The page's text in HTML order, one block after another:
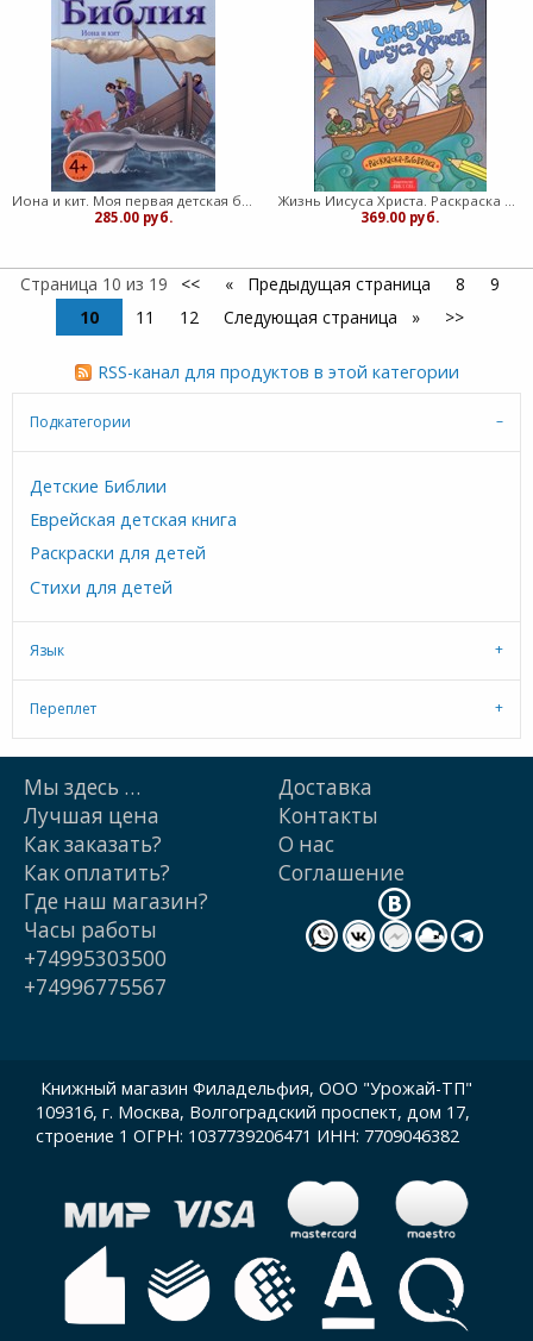
Иона и кит. Моя первая детская библия (Твердый)
285.00 руб.
Жизнь Иисуса Христа. Раскраска с вопросами и заданиями (Мягкий)
369.00 руб.
Страница 10 из 19 << Предыдущая страница 8
9
10
11 12 Следующая страница >>
RSS-канал для продуктов в этой категории
Подкатегории
Детские Библии
Еврейская детская книга
Раскраски для детей
Стихи для детей
Язык
Переплет
Мы здесь …
Лучшая цена
Как заказать?
Как оплатить?
Доставка
Контакты
О нас
Cоглашение
Где наш магазин?
Часы работы
+74995303500
+74996775567
Книжный магазин Филадельфия, ООО "Урожай-ТП"
109316, г. Москва, Волгоградский проспект, дом 17,
строение 1 ОГРН: 1037739206471 ИНН: 7709046382